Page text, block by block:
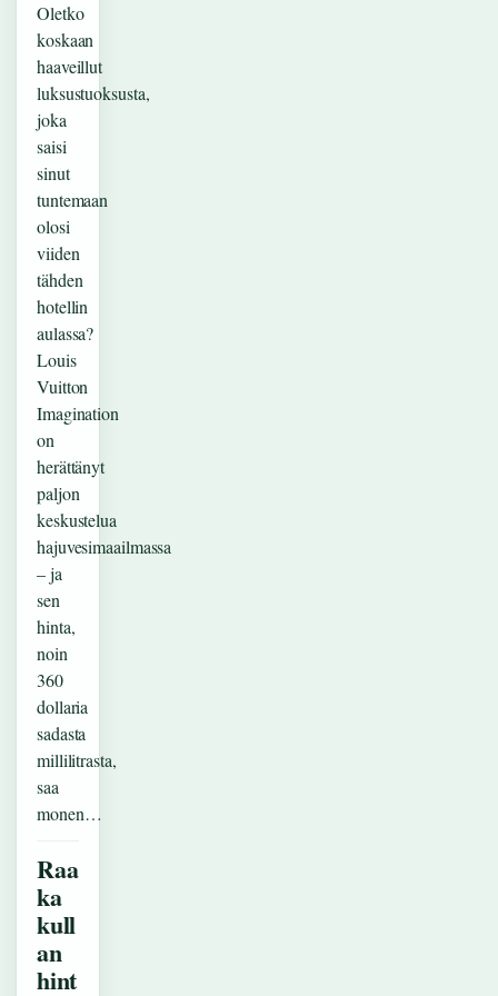
Oletko
koskaan
haaveillut
luksustuoksusta,
joka
saisi
sinut
tuntemaan
olosi
viiden
tähden
hotellin
aulassa?
Louis
Vuitton
Imagination
on
herättänyt
paljon
keskustelua
hajuvesimaailmassa
– ja
sen
hinta,
noin
360
dollaria
sadasta
millilitrasta,
saa
monen…
Raa
ka
kull
an
hint